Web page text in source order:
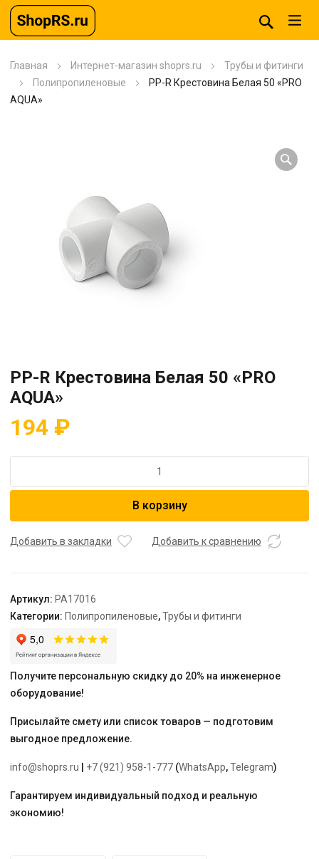
Главная Интернет-магазин shoprs.ru
Трубы и фитинги
Полипропиленовые
PP-R Крестовина Белая 50 «PRO
AQUA»
PP-R Крестовина Белая 50 «PRO
AQUA»
194 ₽
PP-
Белая
В корзину
Добавить в закладки Добавить к сравнению
Артикул: PA17016
Категории: Полипропиленовые,Трубы и фитинги
Получите персональную скидку до 20% на инженерное
оборудование!
Присылайте смету или список товаров — подготовим
выгодное предложение.
info@shoprs.ru +7 (921) 958-1-777 (WhatsApp,Telegram)
Гарантируем индивидуальный подход и реальную
экономию!